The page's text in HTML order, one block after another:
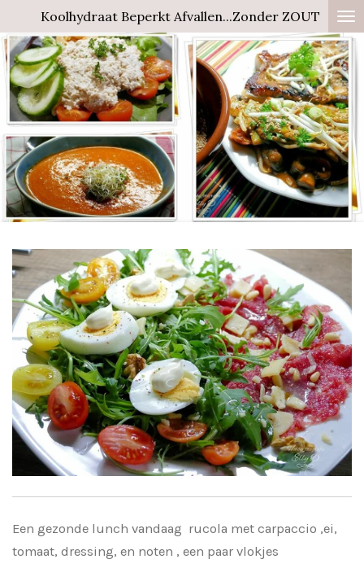
direct
naar
de
hoofdinhoud
Koolhydraat Beperkt Afvallen...Zonder ZOUT
Een gezonde lunch vandaag rucola met carpaccio ,ei,
tomaat, dressing, en noten , een paar vlokjes